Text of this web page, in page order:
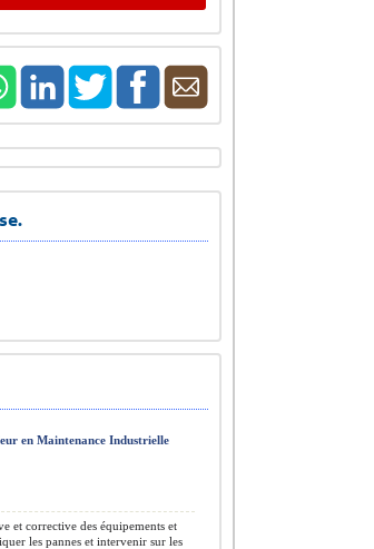
en Maintenance Industrielle
et corrective des équipements et
les pannes et intervenir sur les